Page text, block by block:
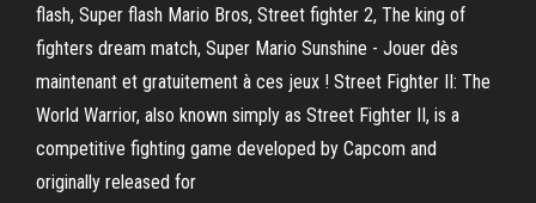
flash, Super flash Mario Bros, Street fighter 2, The king of
fighters dream match, Super Mario Sunshine - Jouer dès
maintenant et gratuitement à ces jeux ! Street Fighter II: The
World Warrior, also known simply as Street Fighter II, is a
competitive fighting game developed by Capcom and
originally released for